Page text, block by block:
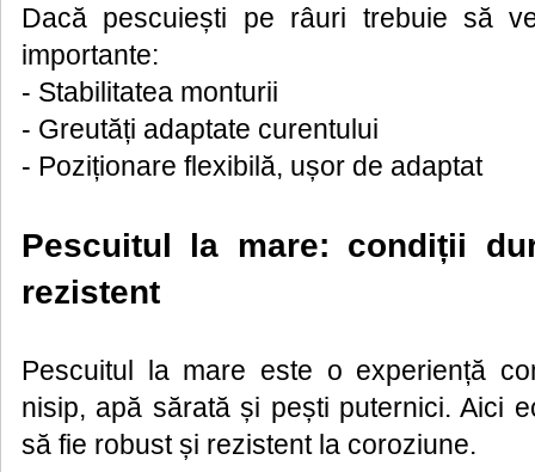
Dacă pescuiești pe râuri trebuie să
importante:
- Stabilitatea monturii
- Greutăți adaptate curentului
- Poziționare flexibilă, ușor de adaptat
Pescuitul la mare: condiții
rezistent
Pescuitul la mare este o experiență
nisip, apă sărată și pești puternici. Aici
să fie robust și rezistent la coroziune.